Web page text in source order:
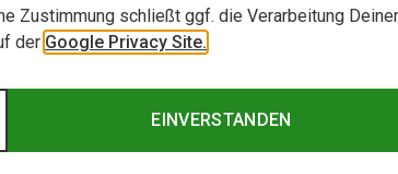
Zustimmung schließt ggf. die Verarbeitung Deiner
der Google Privacy Site.
EINVERSTANDEN